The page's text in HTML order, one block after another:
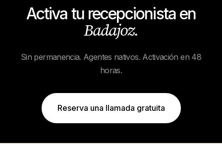
Activa tu recepcionista en
Badajoz.
Sin permanencia. Agentes nativos. Activación en 48
horas.
Reserva una llamada gratuita